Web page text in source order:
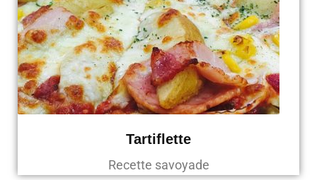
Tartiflette
Recette savoyade